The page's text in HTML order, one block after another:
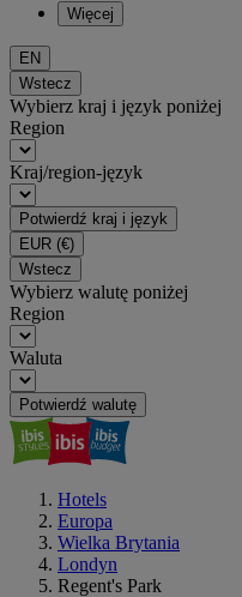
Więcej
EN
Wstecz
Wybierz kraj i język poniżej
Region
Kraj/region-język
Potwierdź kraj i język
EUR (€)
Wstecz
Wybierz walutę poniżej
Region
Waluta
Potwierdź walutę
Hotels
Europa
Wielka Brytania
Londyn
Regent's Park